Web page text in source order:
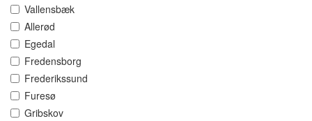
Vallensbæk
Allerød
Egedal
Fredensborg
Frederikssund
Furesø
Gribskov